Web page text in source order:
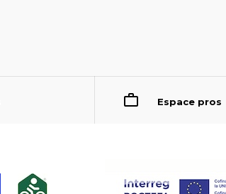
Espace pros